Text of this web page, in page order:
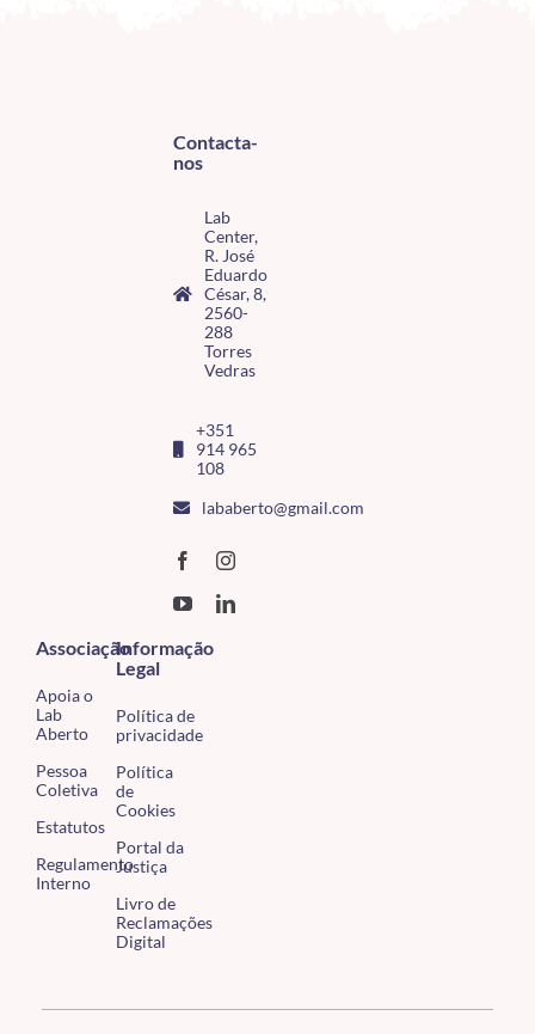
Contacta-
nos
Lab
Center,
R. José
Eduardo
César, 8,
2560-
288
Torres
Vedras
+351
914 965
108
lababerto@gmail.com
Associação
Apoia o
Lab
Aberto
Pessoa
Coletiva
Estatutos
Regulamento
Interno
Informação
Legal
Política de
privacidade
Política
de
Cookies
Portal da
Justiça
Livro de
Reclamações
Digital